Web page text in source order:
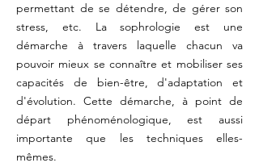
permettant de se détendre, de gérer son
stress, etc. La sophrologie est une
démarche à travers laquelle chacun va
pouvoir mieux se connaître et mobiliser ses
capacités de bien-être, d'adaptation et
d'évolution. Cette démarche, à point de
départ phénoménologique, est aussi
importante que les techniques elles-
mêmes.